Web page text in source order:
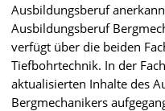
Ausbildungsberuf
Ausbildungsberuf
verfügt über die beiden
Tiefbohrtechnik. In der
aktualisierten Inhalte des
Bergmechanikers